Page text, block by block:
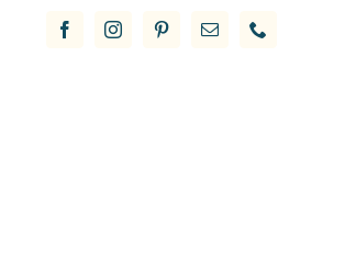
FacebookInstagramPinterestEmail Phone